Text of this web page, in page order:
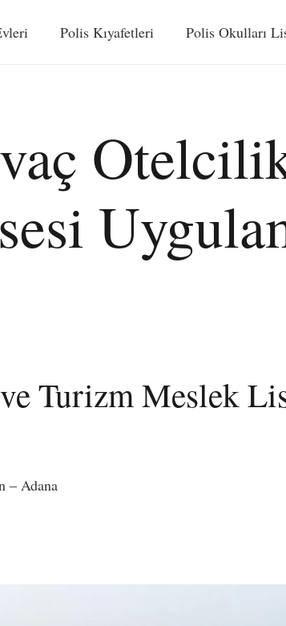
Polis Kıyafetleri Polis Okulları
Turizm Meslek
– Adana